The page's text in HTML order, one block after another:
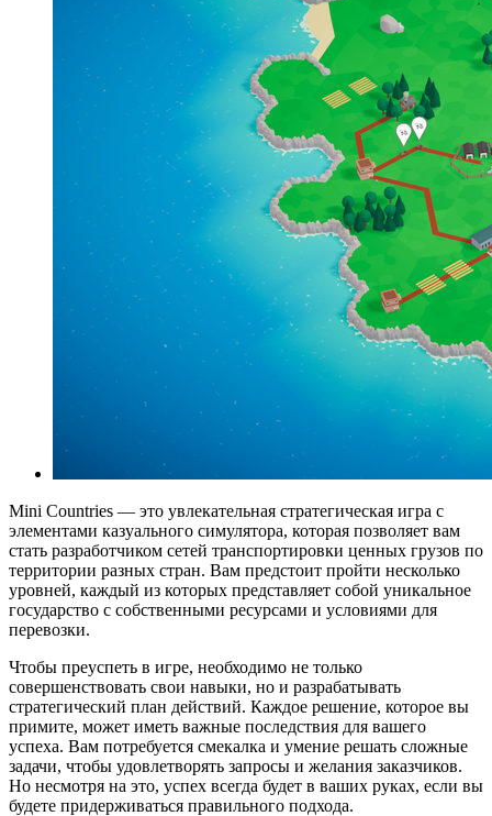
Mini Countries — это увлекательная стратегическая игра с
элементами казуального симулятора, которая позволяет вам
стать разработчиком сетей транспортировки ценных грузов по
территории разных стран. Вам предстоит пройти несколько
уровней, каждый из которых представляет собой уникальное
государство с собственными ресурсами и условиями для
перевозки.
Чтобы преуспеть в игре, необходимо не только
совершенствовать свои навыки, но и разрабатывать
стратегический план действий. Каждое решение, которое вы
примите, может иметь важные последствия для вашего
успеха. Вам потребуется смекалка и умение решать сложные
задачи, чтобы удовлетворять запросы и желания заказчиков.
Но несмотря на это, успех всегда будет в ваших руках, если вы
будете придерживаться правильного подхода.